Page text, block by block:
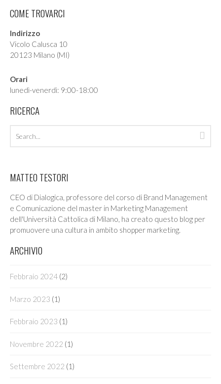
COME TROVARCI
Indirizzo
Vicolo Calusca 10
20123 Milano (MI)
Orari
lunedì-venerdì: 9:00-18:00
RICERCA
MATTEO TESTORI
CEO di Dialogica, professore del corso di Brand Management
e Comunicazione del master in Marketing Management
dell'Università Cattolica di Milano, ha creato questo blog per
promuovere una cultura in ambito shopper marketing.
ARCHIVIO
Febbraio 2024 (2)
Marzo 2023 (1)
Febbraio 2023 (1)
Novembre 2022 (1)
Settembre 2022 (1)